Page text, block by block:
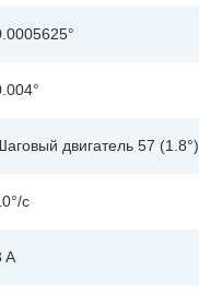
двигатель 57 (1.8°)
с
A